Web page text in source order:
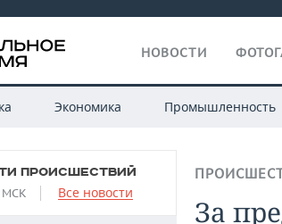
НОВОСТИ
Экономика Промышленность
ПРОИСШЕСТВИЙ
МСК Все новости
За